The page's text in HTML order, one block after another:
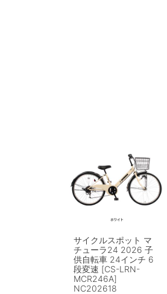
サイクルスポット マ
チューラ24 2026 子
供自転車 24インチ 6
段変速 [CS-LRN-
MCR246A]
NC202618